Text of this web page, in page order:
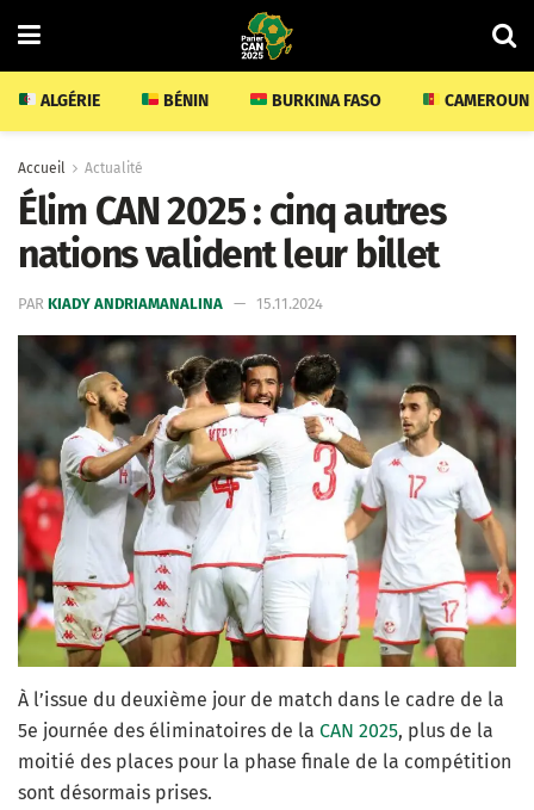
ALGÉRIE BÉNIN BURKINA FASO CAMEROUN
Accueil Actualité
Élim CAN 2025 : cinq autres
nations valident leur billet
PAR KIADY ANDRIAMANALINA 15.11.2024
À l’issue du deuxième jour de match dans le cadre de la
5e journée des éliminatoires de la CAN 2025, plus de la
moitié des places pour la phase finale de la compétition
sont désormais prises.